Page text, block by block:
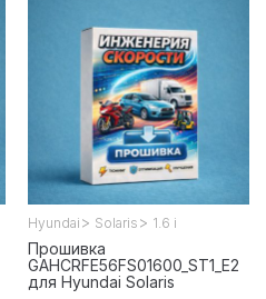
Hyundai > Solaris > 1.6 i
Прошивка
GAHCRFE56FS01600_ST1_E2
для Hyundai Solaris